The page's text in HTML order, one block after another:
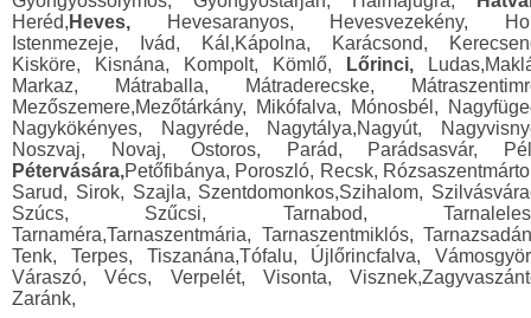
Heréd, Heves,
Hevesaranyos, Hevesvezekény,
Istenmezeje, Ivád, Kál,Kápolna, Karácsond,
Kisköre, Kisnána, Kompolt, Kömlő,
Lőrinci,
Markaz, Mátraballa, Mátraderecske,
Mezőszemere,Mezőtárkány, Mikófalva, Mónosbél,
Nagykökényes, Nagyréde, Nagytálya,Nagyút,
Noszvaj, Novaj, Ostoros, Parád, Parádsasvár,
Pétervására,Petőfibánya, Poroszló, Recsk,
Sarud, Sirok, Szajla, Szentdomonkos,Szihalom,
Szúcs, Szűcsi, Tarnabod,
Tarnaméra,Tarnaszentmária, Tarnaszentmiklós,
Tenk, Terpes, Tiszanána,Tófalu, Újlőrincfalva,
Váraszó, Vécs, Verpelét, Visonta,
Zaránk,